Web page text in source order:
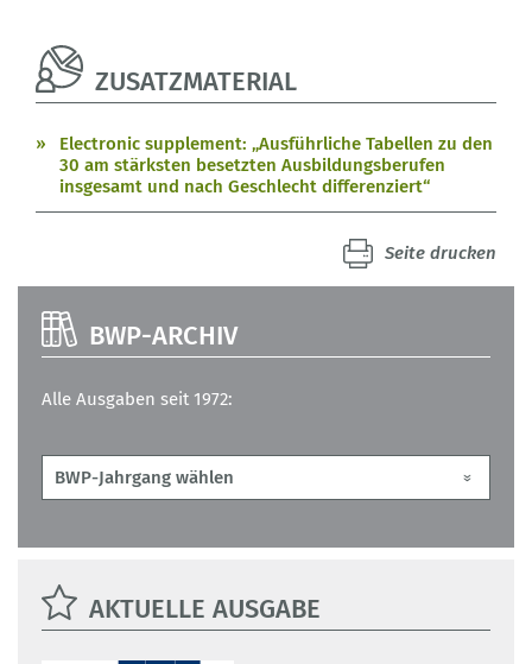
ZUSATZMATERIAL
Electronic supplement: „Ausführliche Tabellen zu den
30 am stärksten besetzten Ausbildungsberufen
insgesamt und nach Geschlecht differenziert“
Seite drucken
BWP-ARCHIV
Alle Ausgaben seit 1972:
AKTUELLE AUSGABE